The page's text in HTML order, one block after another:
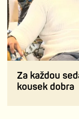
Za každou
kousek dobra